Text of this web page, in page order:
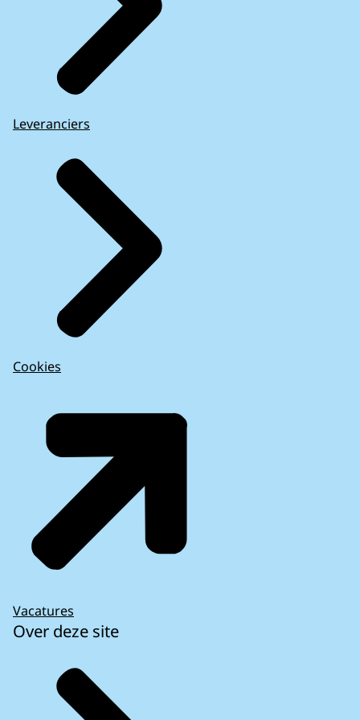
Leveranciers
Cookies
Vacatures
Over deze site